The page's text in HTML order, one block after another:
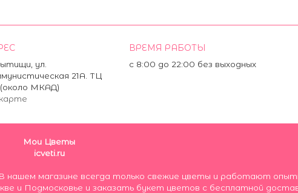
ул.
21А. ТЦ
МКАД)
ВРЕМЯ РАБОТЫ
с 8:00 до 22:00 без выходных
Мои Цветы
icveti.ru
нашем магазине всегда только свежие цветы и работают
и Подмосковье и заказать букет цветов с бесплатной